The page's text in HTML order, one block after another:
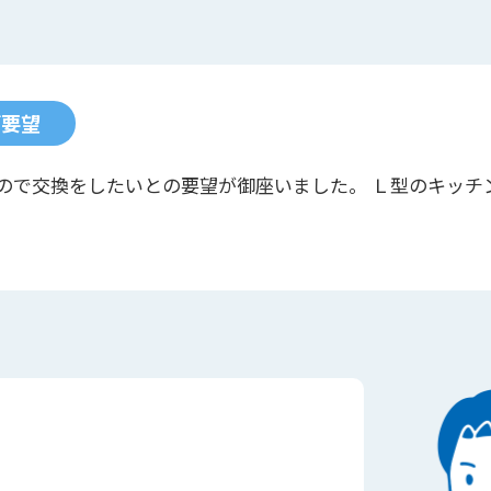
望
で交換をしたいとの要望が御座いました。 Ｌ型のキッチ